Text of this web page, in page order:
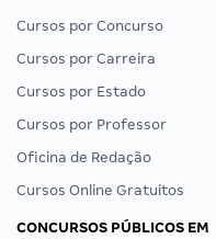
Cursos por Concurso
Cursos por Carreira
Cursos por Estado
Cursos por Professor
Oficina de Redação
Cursos Online Gratuitos
CONCURSOS PÚBLICOS EM